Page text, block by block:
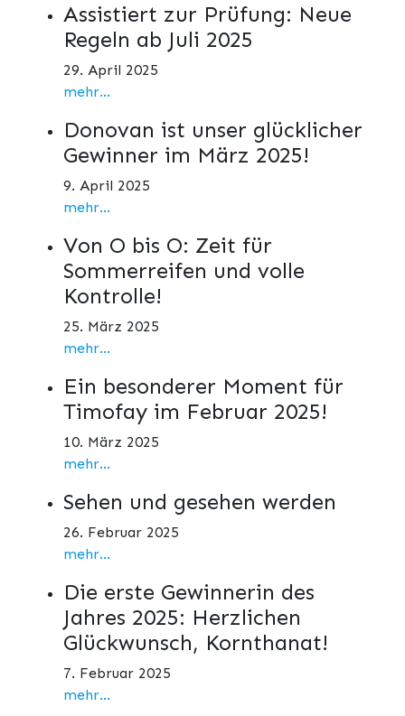
Assistiert zur Prüfung: Neue
Regeln ab Juli 2025
29. April 2025
mehr...
Donovan ist unser glücklicher
Gewinner im März 2025!
9. April 2025
mehr...
Von O bis O: Zeit für
Sommerreifen und volle
Kontrolle!
25. März 2025
mehr...
Ein besonderer Moment für
Timofay im Februar 2025!
10. März 2025
mehr...
Sehen und gesehen werden
26. Februar 2025
mehr...
Die erste Gewinnerin des
Jahres 2025: Herzlichen
Glückwunsch, Kornthanat!
7. Februar 2025
mehr...